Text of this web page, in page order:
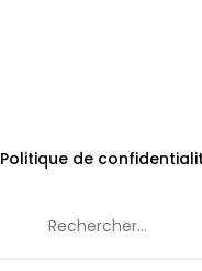
Politique de